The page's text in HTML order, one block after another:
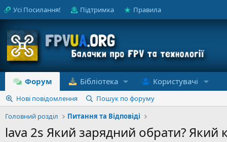
Усі Посилання! Підтримка Правила
Форум Бібліотека Користувачі
Нові повідомлення
Пошук по форуму
Головний розділ
Питання та Відповіді
lava 2s Який зарядний обрати? Який